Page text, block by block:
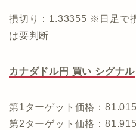
損切り：1.33355 ※日足で
は要判断
カナダドル円 買い シグナル
第1ターゲット価格：
第2ターゲット価格：